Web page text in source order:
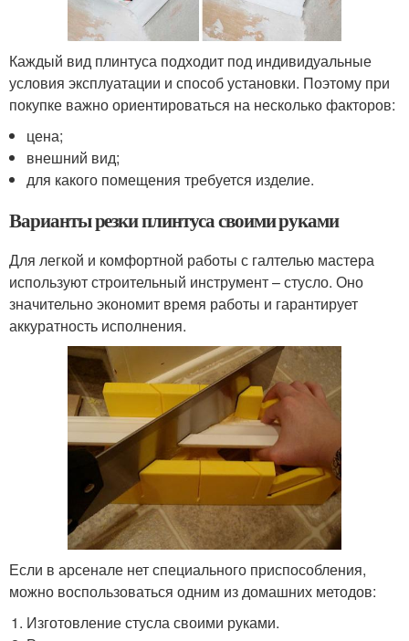
Каждый вид плинтуса подходит под индивидуальные
условия эксплуатации и способ установки. Поэтому при
покупке важно ориентироваться на несколько факторов:
цена;
внешний вид;
для какого помещения требуется изделие.
Варианты резки плинтуса своими руками
Для легкой и комфортной работы с галтелью мастера
используют строительный инструмент – стусло. Оно
значительно экономит время работы и гарантирует
аккуратность исполнения.
Если в арсенале нет специального приспособления,
можно воспользоваться одним из домашних методов:
Изготовление стусла своими руками.